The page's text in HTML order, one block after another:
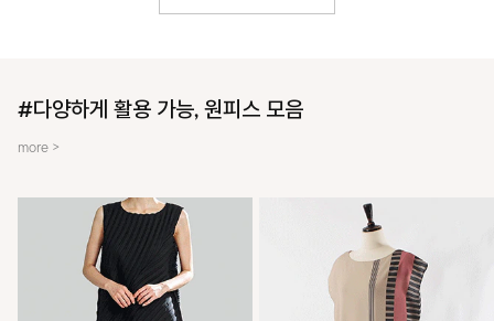
#다양하게 활용 가능, 원피스 모음
more >